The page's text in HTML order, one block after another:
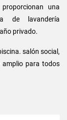
una
de lavandería
privado.
salón social,
amplio para todos